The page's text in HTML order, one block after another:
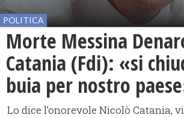
POLITICA
Morte Messina
Catania (Fdi): «si
buia per nostro
Lo dice l’onorevole Nicolò Catania,